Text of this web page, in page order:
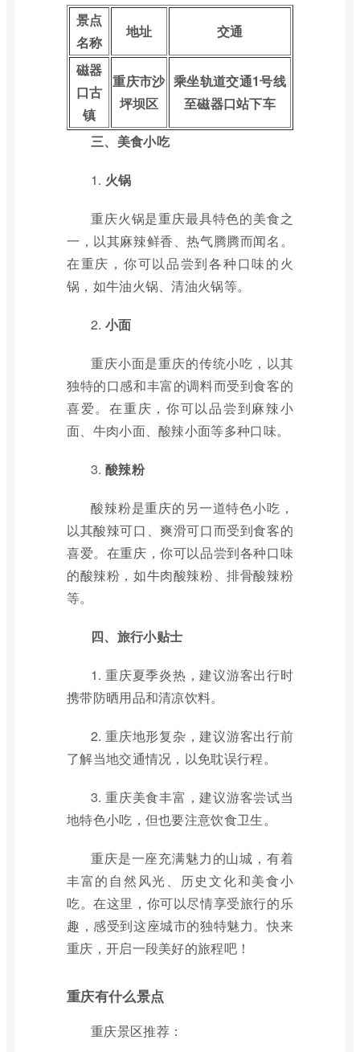
景点
名称
地址 交通
磁器
口古
镇
重庆市沙
坪坝区
乘坐轨道交通1号线
至磁器口站下车
三、美食小吃
1. 火锅
重庆火锅是重庆最具特色的美食之
一，以其麻辣鲜香、热气腾腾而闻名。
在重庆，你可以品尝到各种口味的火
锅，如牛油火锅、清油火锅等。
2. 小面
重庆小面是重庆的传统小吃，以其
独特的口感和丰富的调料而受到食客的
喜爱。在重庆，你可以品尝到麻辣小
面、牛肉小面、酸辣小面等多种口味。
3. 酸辣粉
酸辣粉是重庆的另一道特色小吃，
以其酸辣可口、爽滑可口而受到食客的
喜爱。在重庆，你可以品尝到各种口味
的酸辣粉，如牛肉酸辣粉、排骨酸辣粉
等。
四、旅行小贴士
1. 重庆夏季炎热，建议游客出行时
携带防晒用品和清凉饮料。
2. 重庆地形复杂，建议游客出行前
了解当地交通情况，以免耽误行程。
3. 重庆美食丰富，建议游客尝试当
地特色小吃，但也要注意饮食卫生。
重庆是一座充满魅力的山城，有着
丰富的自然风光、历史文化和美食小
吃。在这里，你可以尽情享受旅行的乐
趣，感受到这座城市的独特魅力。快来
重庆，开启一段美好的旅程吧！
重庆有什么景点
重庆景区推荐：